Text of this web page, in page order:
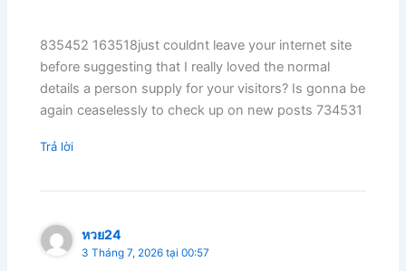
835452 163518just couldnt leave your internet site
before suggesting that I really loved the normal
details a person supply for your visitors? Is gonna be
again ceaselessly to check up on new posts 734531
Trả lời
หวย24
3 Tháng 7, 2026 tại 00:57